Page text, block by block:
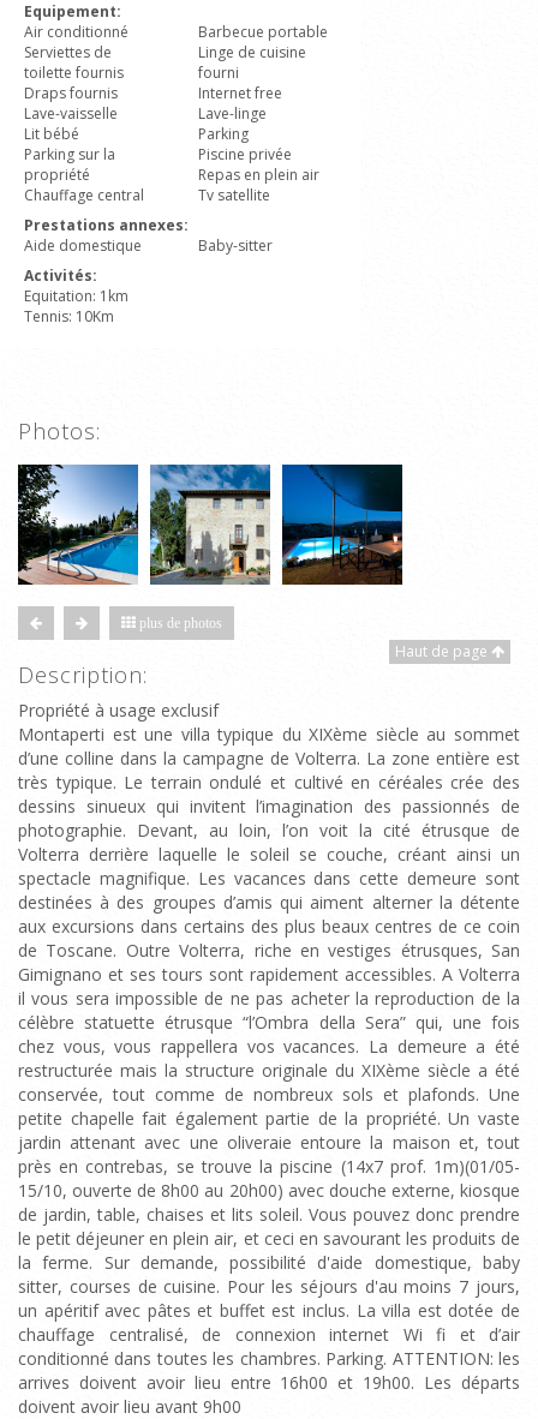
Equipement:
Air conditionné
Barbecue portable
Serviettes de
toilette fournis
Linge de cuisine
fourni
Draps fournis
Internet free
Lave-vaisselle
Lave-linge
Lit bébé
Parking
Parking sur la
propriété
Piscine privée
Repas en plein air
Chauffage central
Tv satellite
Prestations annexes:
Aide domestique
Baby-sitter
Activités:
Equitation: 1km
Tennis: 10Km
Photos:
plus de photos
Haut de page
Description:
Propriété à usage exclusif
Montaperti est une villa typique du XIXème siècle au sommet
d’une colline dans la campagne de Volterra. La zone entière est
très typique. Le terrain ondulé et cultivé en céréales crée des
dessins sinueux qui invitent l’imagination des passionnés de
photographie. Devant, au loin, l’on voit la cité étrusque de
Volterra derrière laquelle le soleil se couche, créant ainsi un
spectacle magnifique. Les vacances dans cette demeure sont
destinées à des groupes d’amis qui aiment alterner la détente
aux excursions dans certains des plus beaux centres de ce coin
de Toscane. Outre Volterra, riche en vestiges étrusques, San
Gimignano et ses tours sont rapidement accessibles. A Volterra
il vous sera impossible de ne pas acheter la reproduction de la
célèbre statuette étrusque “l’Ombra della Sera” qui, une fois
chez vous, vous rappellera vos vacances. La demeure a été
restructurée mais la structure originale du XIXème siècle a été
conservée, tout comme de nombreux sols et plafonds. Une
petite chapelle fait également partie de la propriété. Un vaste
jardin attenant avec une oliveraie entoure la maison et, tout
près en contrebas, se trouve la piscine (14x7 prof. 1m)(01/05-
15/10, ouverte de 8h00 au 20h00) avec douche externe, kiosque
de jardin, table, chaises et lits soleil. Vous pouvez donc prendre
le petit déjeuner en plein air, et ceci en savourant les produits de
la ferme. Sur demande, possibilité d'aide domestique, baby
sitter, courses de cuisine. Pour les séjours d'au moins 7 jours,
un apéritif avec pâtes et buffet est inclus. La villa est dotée de
chauffage centralisé, de connexion internet Wi fi et d’air
conditionné dans toutes les chambres. Parking. ATTENTION: les
arrives doivent avoir lieu entre 16h00 et 19h00. Les départs
doivent avoir lieu avant 9h00